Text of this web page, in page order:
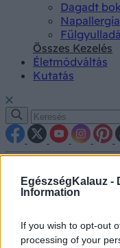
EgészségKalauz -
Information
If you wish to opt-out
processing of your
Dagadt
Összes Kezelés
Életmódváltás
Kutatás
Tünet
Vizsgálat
Életmódváltás
Kutatás